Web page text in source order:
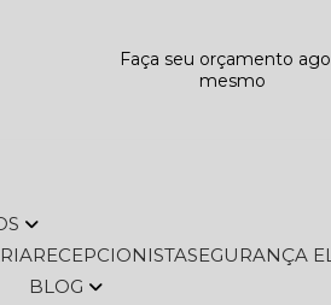
Faça seu orçamento
mesmo
RECEPCIONISTA SEGURANÇA
BLOG